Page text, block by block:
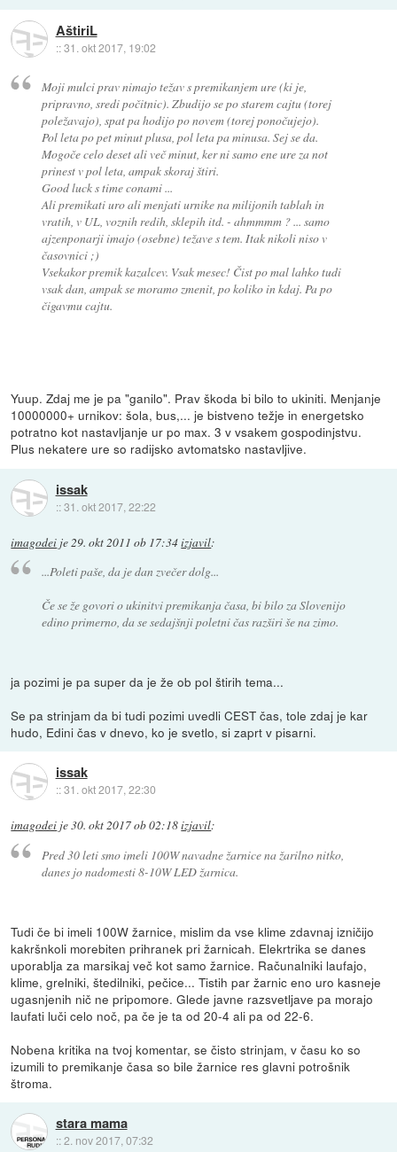
AštiriL
::31. okt 2017, 19:02
Moji mulci prav nimajo težav s premikanjem ure (ki je,
pripravno, sredi počitnic). Zbudijo se po starem cajtu (torej
poležavajo), spat pa hodijo po novem (torej ponočujejo).
Pol leta po pet minut plusa, pol leta pa minusa. Sej se da.
Mogoče celo deset ali več minut, ker ni samo ene ure za not
prinest v pol leta, ampak skoraj štiri.
Good luck s time conami ...
Ali premikati uro ali menjati urnike na milijonih tablah in
vratih, v UL, voznih redih, sklepih itd. - ahmmmm ? ... samo
ajzenponarji imajo (osebne) težave s tem. Itak nikoli niso v
časovnici ;)
Vsekakor premik kazalcev. Vsak mesec! Čist po mal lahko tudi
vsak dan, ampak se moramo zmenit, po koliko in kdaj. Pa po
čigavmu cajtu.
Yuup. Zdaj me je pa "ganilo". Prav škoda bi bilo to ukiniti. Menjanje
10000000+ urnikov: šola, bus,... je bistveno težje in energetsko
potratno kot nastavljanje ur po max. 3 v vsakem gospodinjstvu.
Plus nekatere ure so radijsko avtomatsko nastavljive.
issak
::31. okt 2017, 22:22
imagodei je 29. okt 2011 ob 17:34izjavil:
...Poleti paše, da je dan zvečer dolg...
Če se že govori o ukinitvi premikanja časa, bi bilo za Slovenijo
edino primerno, da se sedajšnji poletni čas razširi še na zimo.
ja pozimi je pa super da je že ob pol štirih tema...
Se pa strinjam da bi tudi pozimi uvedli CEST čas, tole zdaj je kar
hudo, Edini čas v dnevo, ko je svetlo, si zaprt v pisarni.
issak
::31. okt 2017, 22:30
imagodei je30. okt 2017 ob 02:18izjavil:
Pred 30 leti smo imeli 100W navadne žarnice na žarilno nitko,
danes jo nadomesti 8-10W LED žarnica.
Tudi če bi imeli 100W žarnice, mislim da vse klime zdavnaj izničijo
kakršnkoli morebiten prihranek pri žarnicah. Elekrtrika se danes
uporablja za marsikaj več kot samo žarnice. Računalniki laufajo,
klime, grelniki, štedilniki, pečice... Tistih par žarnic eno uro kasneje
ugasnjenih nič ne pripomore. Glede javne razsvetljave pa morajo
laufati luči celo noč, pa če je ta od 20-4 ali pa od 22-6.
Nobena kritika na tvoj komentar, se čisto strinjam, v času ko so
izumili to premikanje časa so bile žarnice res glavni potrošnik
štroma.
stara mama
::2. nov 2017, 07:32